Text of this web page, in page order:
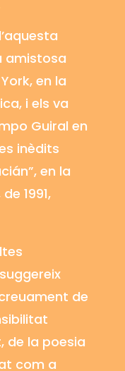
amistosa
en la
, i els va
Guiral en
inèdits
, en la
1991,
de
de la poesia
com a